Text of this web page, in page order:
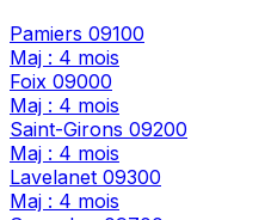
Pamiers 09100
Maj : 4 mois
Foix 09000
Maj : 4 mois
Saint-Girons 09200
Maj : 4 mois
Lavelanet 09300
Maj : 4 mois